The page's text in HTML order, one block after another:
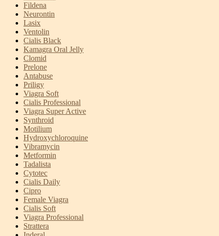
Fildena
Neurontin
Lasix
Ventolin
Cialis Black
Kamagra Oral Jelly
Clomid
Prelone
Antabuse
Priligy
Viagra Soft
Cialis Professional
Viagra Super Active
Synthroid
Motilium
Hydroxychloroquine
Vibramycin
Metformin
Tadalista
Cytotec
Cialis Daily
Cipro
Female Viagra
Cialis Soft
Viagra Professional
Strattera